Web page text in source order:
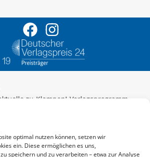
optimal nutzen können, setzen wir
ein. Diese ermöglichen es uns,
speichern und zu verarbeiten – etwa zur Analyse
zu-Klampen!-Verlagsprogramm.
– einfach direkt online
ansehen